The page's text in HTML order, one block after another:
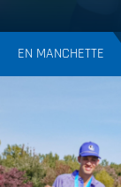
EN MANCHETTE